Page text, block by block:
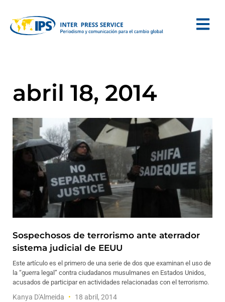
abril 18, 2014
Sospechosos de terrorismo ante aterrador
sistema judicial de EEUU
Este artículo es el primero de una serie de dos que examinan el uso de
la “guerra legal” contra ciudadanos musulmanes en Estados Unidos,
acusados de participar en actividades relacionadas con el terrorismo.
Kanya D'Almeida 18 abril, 2014